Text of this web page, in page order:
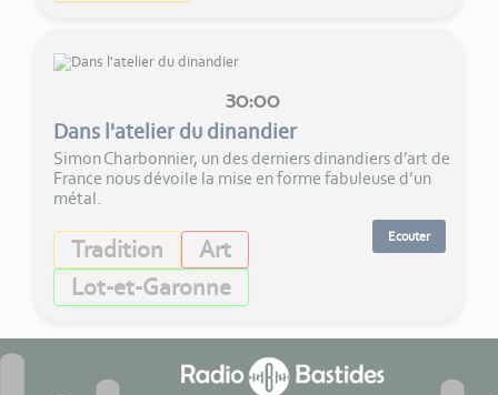
30:00
Dans l'atelier du dinandier
Simon Charbonnier, un des derniers dinandiers d’art de
France nous dévoile la mise en forme fabuleuse d’un
métal.
Tradition
Art
Lot-et-Garonne
Ecouter